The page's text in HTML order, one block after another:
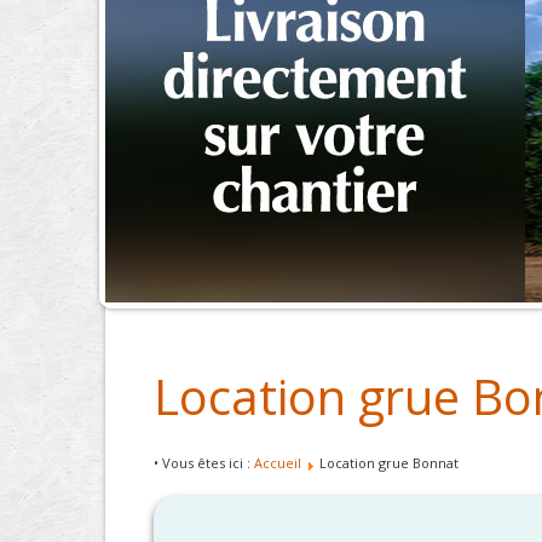
Location grue
• Vous êtes ici : Accueil Location grue Bonnat